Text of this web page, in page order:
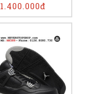
1.400.000đ